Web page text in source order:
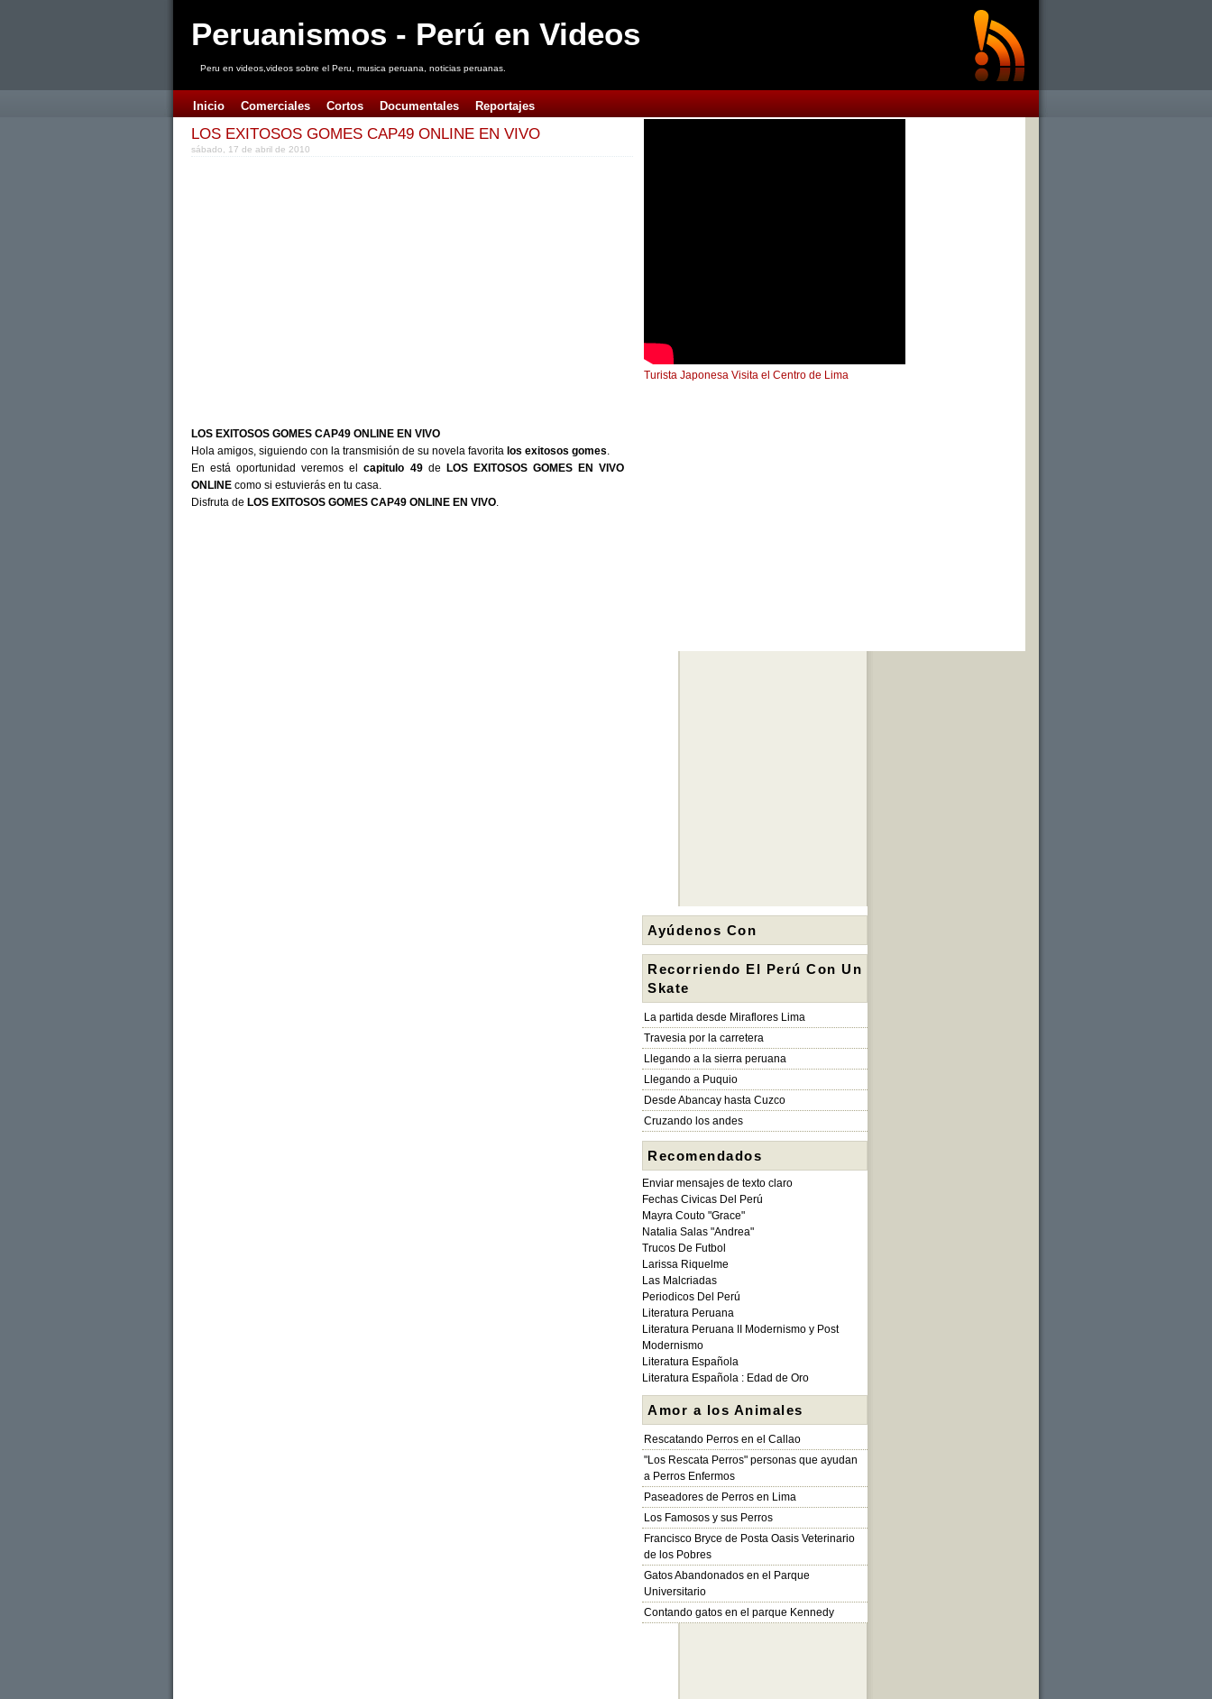
Peruanismos - Perú en Videos
Peru en videos,videos sobre el Peru, musica peruana, noticias peruanas.
Inicio Comerciales Cortos Documentales Reportajes
LOS EXITOSOS GOMES CAP49 ONLINE EN VIVO
sábado, 17 de abril de 2010
LOS EXITOSOS GOMES CAP49 ONLINE EN VIVO
Hola amigos, siguiendo con la transmisión de su novela favorita los exitosos gomes.
En está oportunidad veremos elcapitulo 49de
LOS EXITOSOS GOMES EN VIVO
ONLINE como si estuvierás en tu casa.
Disfruta de LOS EXITOSOS GOMES CAP49 ONLINE EN VIVO.
Turista Japonesa Visita el Centro de Lima
Ayúdenos Con
Recorriendo El Perú Con Un
Skate
La partida desde Miraflores Lima
Travesia por la carretera
Llegando a la sierra peruana
Llegando a Puquio
Desde Abancay hasta Cuzco
Cruzando los andes
Recomendados
Enviar mensajes de texto claro
Fechas Civicas Del Perú
Mayra Couto "Grace"
Natalia Salas "Andrea"
Trucos De Futbol
Larissa Riquelme
Las Malcriadas
Periodicos Del Perú
Literatura Peruana
Literatura Peruana II Modernismo y Post
Modernismo
Literatura Española
Literatura Española : Edad de Oro
Amor a los Animales
Rescatando Perros en el Callao
"Los Rescata Perros" personas que ayudan
a Perros Enfermos
Paseadores de Perros en Lima
Los Famosos y sus Perros
Francisco Bryce de Posta Oasis Veterinario
de los Pobres
Gatos Abandonados en el Parque
Universitario
Contando gatos en el parque Kennedy